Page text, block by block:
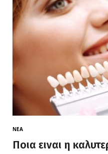
ΝΈΑ
Ποια ειναι η